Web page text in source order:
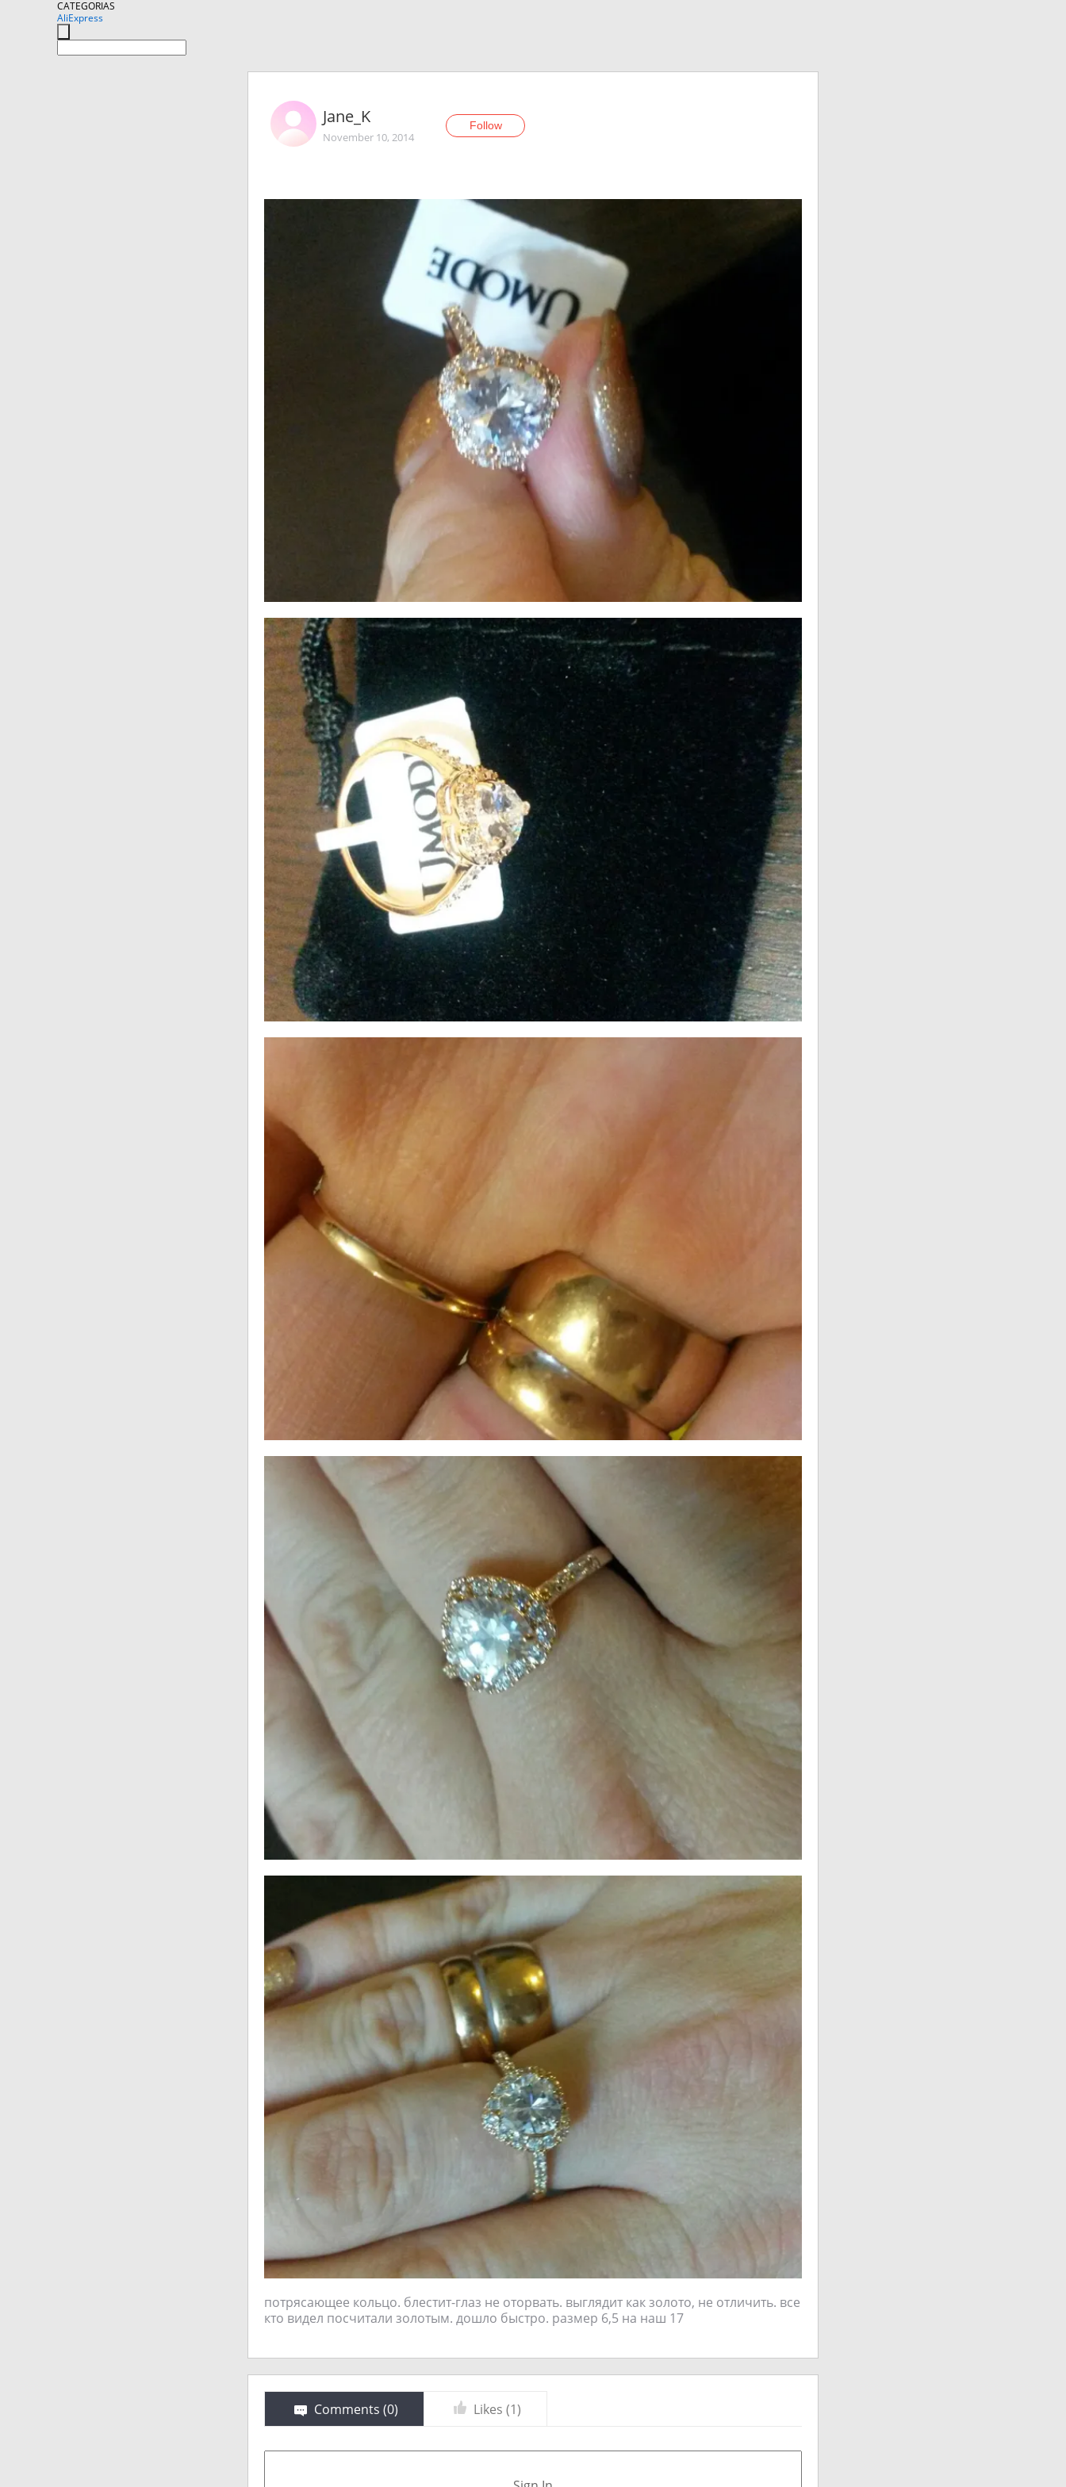
CATEGORIAS
AliExpress
Jane_K
November 10, 2014
Follow
потрясающее кольцо. блестит-глаз не оторвать. выглядит как золото, не отличить. все
кто видел посчитали золотым. дошло быстро. размер 6,5 на наш 17
Comments (0) Likes (1)